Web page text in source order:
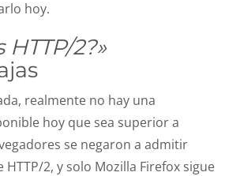
hoy.
HTTP/2?»
realmente no hay una
hoy que sea superior a
se negaron a admitir
HTTP/2, y solo Mozilla Firefox sigue